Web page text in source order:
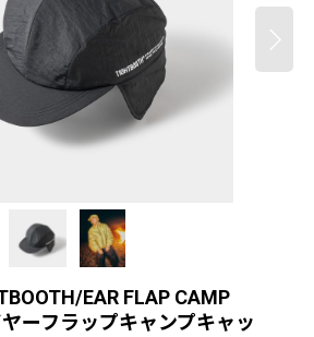
EAR FLAP CAMP
ーフラップキャンプキャッ